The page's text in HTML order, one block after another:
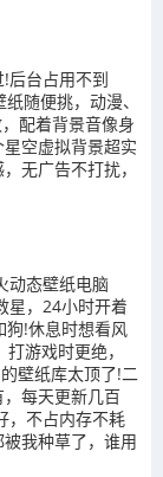
后台占用不到
随便挑，动漫、
配着背景音像身
空虚拟背景超实
无广告不打扰，
态壁纸电脑
星，24小时开着
狗!休息时想看风
游戏时更绝，
壁纸库太顶了!二
每天更新几百
，不占内存不耗
我种草了，谁用